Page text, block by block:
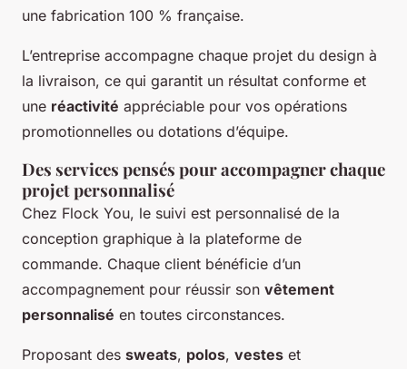
une fabrication 100 % française.
L’entreprise accompagne chaque projet du design à
la livraison, ce qui garantit un résultat conforme et
une réactivité appréciable pour vos opérations
promotionnelles ou dotations d’équipe.
Des services pensés pour accompagner chaque
projet personnalisé
Chez Flock You, le suivi est personnalisé de la
conception graphique à la plateforme de
commande. Chaque client bénéficie d’un
accompagnement pour réussir son vêtement
personnalisé en toutes circonstances.
Proposant des sweats, polos, vestes et